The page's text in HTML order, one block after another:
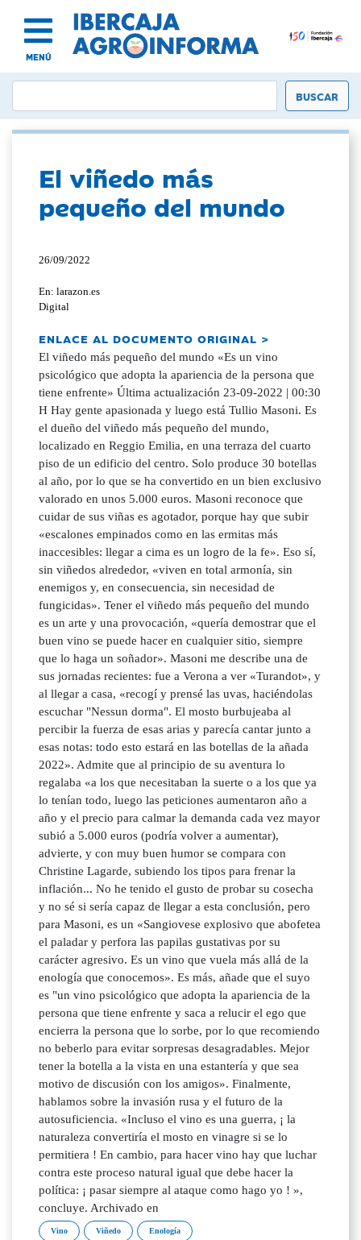
MENÚ
El viñedo más
pequeño del mundo
26/09/2022
En: larazon.es
Digital
ENLACE AL DOCUMENTO ORIGINAL >
El viñedo más pequeño del mundo «Es un vino
psicológico que adopta la apariencia de la persona que
tiene enfrente» Última actualización 23-09-2022 | 00:30
H Hay gente apasionada y luego está Tullio Masoni. Es
el dueño del viñedo más pequeño del mundo,
localizado en Reggio Emilia, en una terraza del cuarto
piso de un edificio del centro. Solo produce 30 botellas
al año, por lo que se ha convertido en un bien exclusivo
valorado en unos 5.000 euros. Masoni reconoce que
cuidar de sus viñas es agotador, porque hay que subir
«escalones empinados como en las ermitas más
inaccesibles: llegar a cima es un logro de la fe». Eso sí,
sin viñedos alrededor, «viven en total armonía, sin
enemigos y, en consecuencia, sin necesidad de
fungicidas». Tener el viñedo más pequeño del mundo
es un arte y una provocación, «quería demostrar que el
buen vino se puede hacer en cualquier sitio, siempre
que lo haga un soñador». Masoni me describe una de
sus jornadas recientes: fue a Verona a ver «Turandot», y
al llegar a casa, «recogí y prensé las uvas, haciéndolas
escuchar "Nessun dorma". El mosto burbujeaba al
percibir la fuerza de esas arias y parecía cantar junto a
esas notas: todo esto estará en las botellas de la añada
2022». Admite que al principio de su aventura lo
regalaba «a los que necesitaban la suerte o a los que ya
lo tenían todo, luego las peticiones aumentaron año a
año y el precio para calmar la demanda cada vez mayor
subió a 5.000 euros (podría volver a aumentar),
advierte, y con muy buen humor se compara con
Christine Lagarde, subiendo los tipos para frenar la
inflación... No he tenido el gusto de probar su cosecha
y no sé si sería capaz de llegar a esta conclusión, pero
para Masoni, es un «Sangiovese explosivo que abofetea
el paladar y perfora las papilas gustativas por su
carácter agresivo. Es un vino que vuela más allá de la
enología que conocemos». Es más, añade que el suyo
es "un vino psicológico que adopta la apariencia de la
persona que tiene enfrente y saca a relucir el ego que
encierra la persona que lo sorbe, por lo que recomiendo
no beberlo para evitar sorpresas desagradables. Mejor
tener la botella a la vista en una estantería y que sea
motivo de discusión con los amigos». Finalmente,
hablamos sobre la invasión rusa y el futuro de la
autosuficiencia. «Incluso el vino es una guerra, ¡ la
naturaleza convertiría el mosto en vinagre si se lo
permitiera ! En cambio, para hacer vino hay que luchar
contra este proceso natural igual que debe hacer la
política: ¡ pasar siempre al ataque como hago yo ! »,
concluye. Archivado en
Vino Viñedo Enología